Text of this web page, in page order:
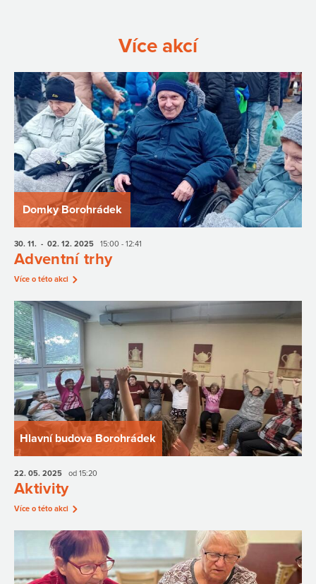
Více akcí
Domky Borohrádek
30. 11. - 02. 12. 2025 15:00 - 12:41
Adventní trhy
Více o této akci
Hlavní budova Borohrádek
22. 05. 2025 od 15:20
Aktivity
Více o této akci